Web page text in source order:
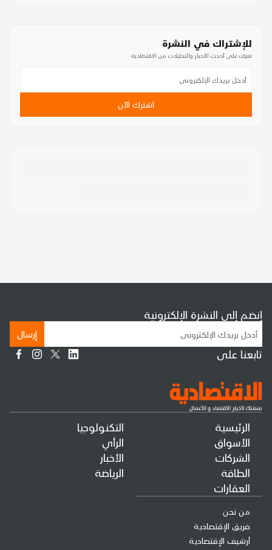
للإشتراك في النشرة
تعرف على أحدث الأخبار والتحليلات من الاقتصادية
اشترك الآن
الرئيسية
الأسواق
الشركات
الطاقة
العقارات
التكنولوجيا
الرأي
الأخبار
الرياضة
من نحن
فريق الإقتصادية
أرشيف الإقتصادية
إنضم إلى النشرة الإلكترونية
إرسال
تابعنا على